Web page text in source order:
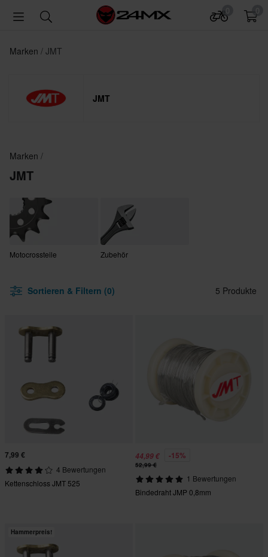
Marken JMT
JMT
Marken
JMT
Motocrossteile Zubehör
Sortieren & Filtern (0) 5 Produkte
7,99 €
4 Bewertungen
Kettenschloss JMT 525
44,99 € -15%
52,99 €
1 Bewertungen
Bindedraht JMP 0,8mm
Hammerpreis!